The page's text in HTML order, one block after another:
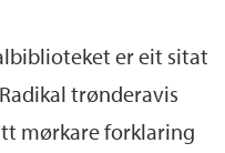
er eit sitat
trønderavis
mørkare forklaring